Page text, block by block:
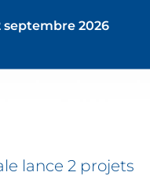
septembre 2026
lance 2 projets